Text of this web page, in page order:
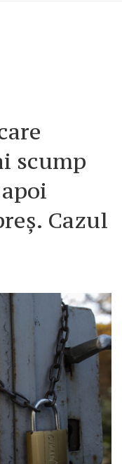
scump
Cazul